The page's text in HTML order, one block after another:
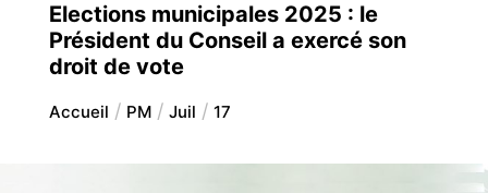
Elections municipales 2025 : le
Président du Conseil a exercé son
droit de vote
Accueil PM Juil 17